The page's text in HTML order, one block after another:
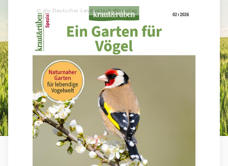
dlv Deutscher Landwirtschaftsverlag